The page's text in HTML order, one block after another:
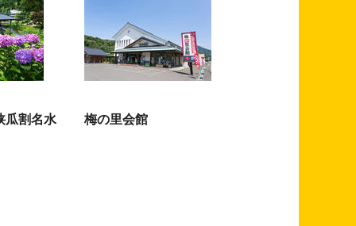
瓜割名水 梅の里会館